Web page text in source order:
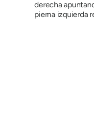
derecha
pierna izquierda